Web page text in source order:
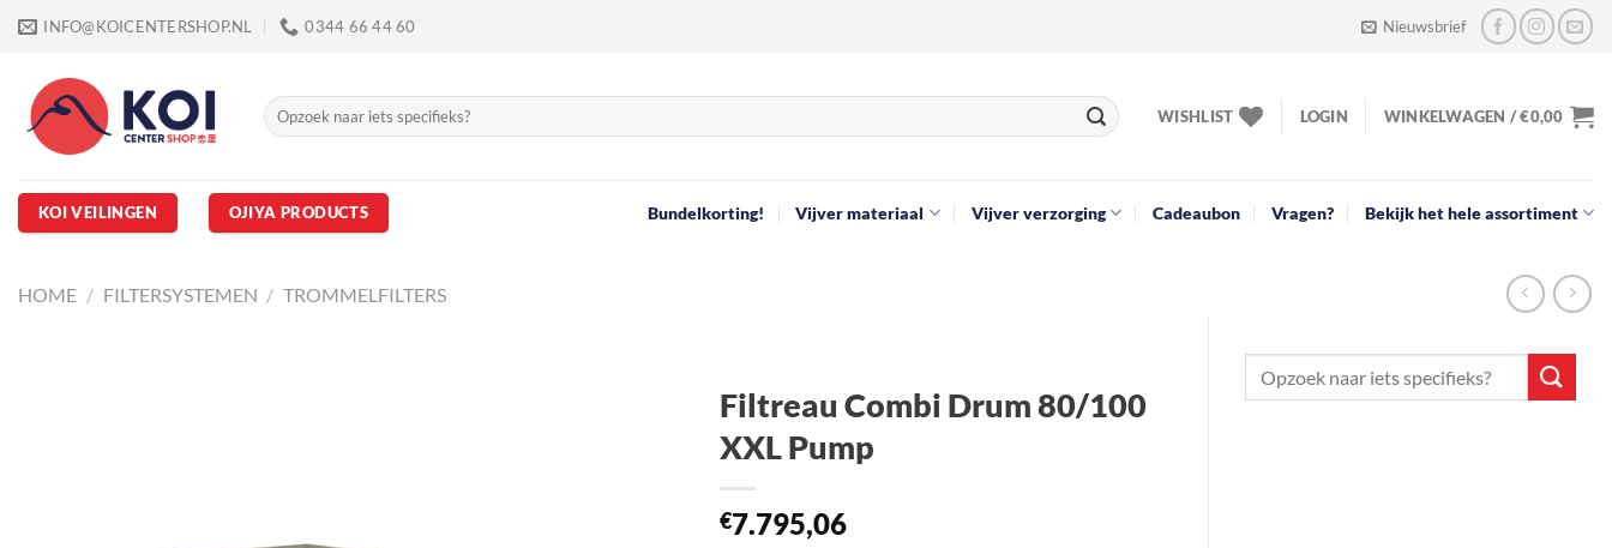
Ga
inhoud
INFO@KOICENTERSHOP.NL 0344 66 44 60 Nieuwsbrief
Zoeken
naar:
WISHLIST LOGIN WINKELWAGEN /€0,00
KOI VEILINGEN OJIYA PRODUCTS Bundelkorting! Vijver materiaal Vijver verzorging Cadeaubon Vragen? Bekijk het hele assortiment
HOME / FILTERSYSTEMEN / TROMMELFILTERS
Filtreau Combi Drum 80/100
XXL Pump
€7.795,06